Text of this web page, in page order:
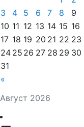
Август 2026
«
3
4 5 6 7 8
9
10 11 12 13 14 15 16
17 18 19 20 21 22 23
24 25 26 27 28 29 30
31